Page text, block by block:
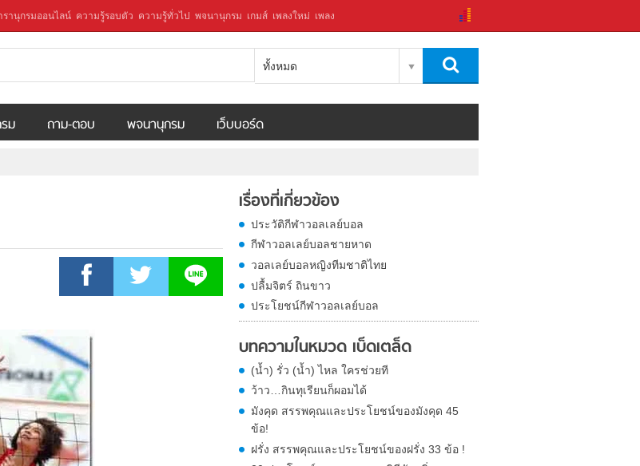
รานุกรมออนไลน์ ความรู้รอบตัว ความรู้ทั่วไป พจนานุกรม เกมส์ เพลงใหม่ เพลง
ทั้งหมด
ม ถาม-ตอบ พจนานุกรม เว็บบอร์ด
เรื่องที่เกี่ยวข้อง
ประวัติกีฬาวอลเลย์บอล
กีฬาวอลเลย์บอลชายหาด
วอลเลย์บอลหญิงทีมชาติไทย
ปลื้มจิตร์ ถินขาว
ประโยชน์กีฬาวอลเลย์บอล
บทความในหมวด เบ็ดเตล็ด
(น้ำ) รั่ว (น้ำ) ไหล ใครช่วยที
ว้าว…กินทุเรียนก็ผอมได้
มังคุด สรรพคุณและประโยชน์ของมังคุด 45
ข้อ!
ฝรั่ง สรรพคุณและประโยชน์ของฝรั่ง 33 ข้อ !